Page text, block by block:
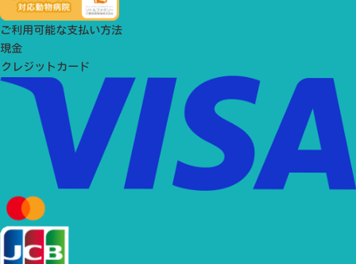
ご利用可能な支払い方法
現金
クレジットカード